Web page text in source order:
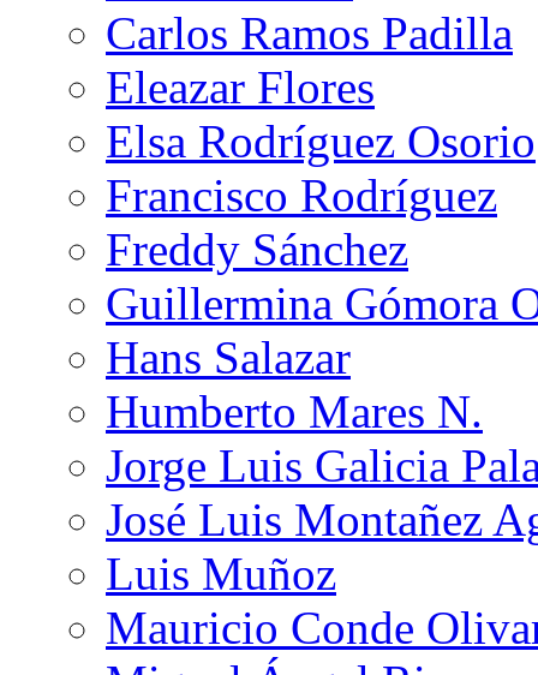
Carlos Ramos Padilla
Eleazar Flores
Elsa Rodríguez Osorio
Francisco Rodríguez
Freddy Sánchez
Guillermina Gómora
Hans Salazar
Humberto Mares N.
Jorge Luis Galicia
José Luis Montañez
Luis Muñoz
Mauricio Conde